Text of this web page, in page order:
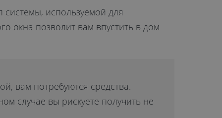
используемой для
окна позволит вам впустить в дом
вам потребуются средства.
случае вы рискуете получить не